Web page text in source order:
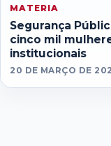
MATERIA
Segurança
cinco mil
institucionais
20 DE MARÇO DE